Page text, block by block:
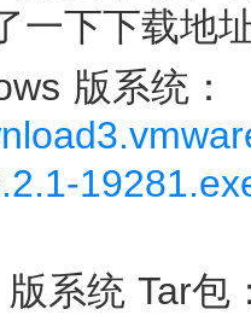
一下下载地
版系统：
系统 Tar包：